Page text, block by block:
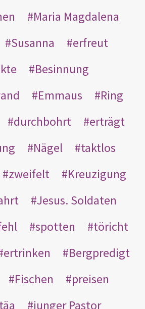
Maria Magdalena
Susanna
erfreut
Besinnung
Emmaus
Ring
durchbohrt
erträgt
Nägel
taktlos
zweifelt
Kreuzigung
Jesus. Soldaten
spotten
töricht
ertrinken
Bergpredigt
Fischen
preisen
junger Pastor